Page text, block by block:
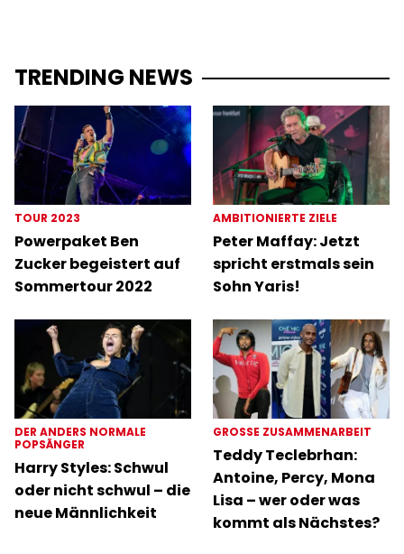
TRENDING NEWS
TOUR 2023
Powerpaket Ben
Zucker begeistert auf
Sommertour 2022
AMBITIONIERTE ZIELE
Peter Maffay: Jetzt
spricht erstmals sein
Sohn Yaris!
DER ANDERS NORMALE
POPSÄNGER
Harry Styles: Schwul
oder nicht schwul – die
neue Männlichkeit
GROSSE ZUSAMMENARBEIT
Teddy Teclebrhan:
Antoine, Percy, Mona
Lisa – wer oder was
kommt als Nächstes?